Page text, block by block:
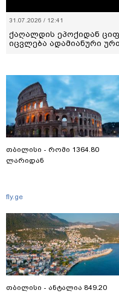
31.07.2026 / 12:41
ქაღალდის ეპოქიდან
იცვლება ადამიანური
თბილისი - რომი 1364.80
ლარიდან
fly.ge
თბილისი - ანტალია 849.20